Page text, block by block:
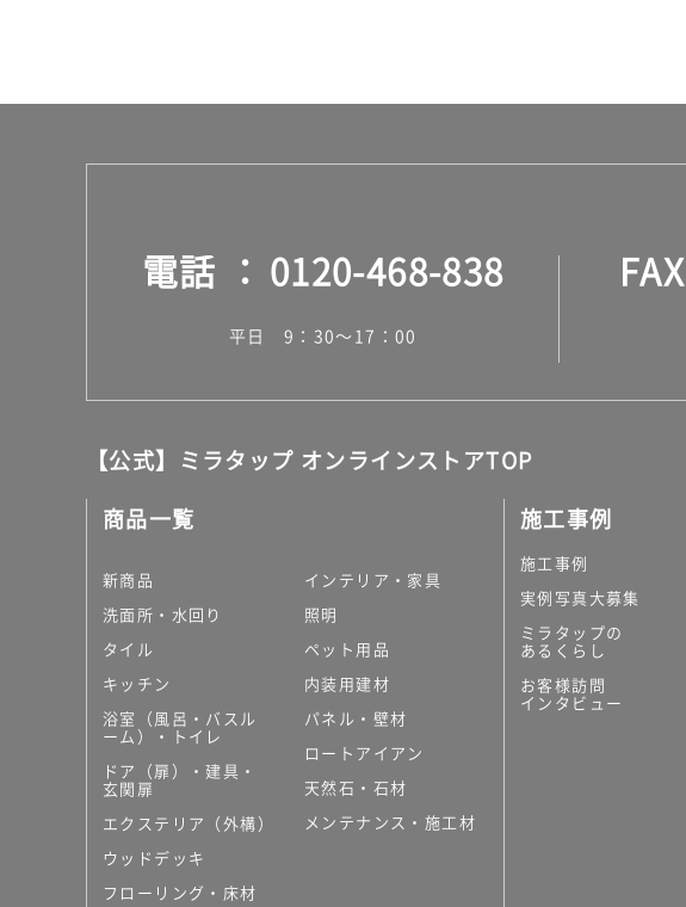
電話 0120-468-838
平日 9：30～17：00
FAX
【公式】ミラタップ オンラインストアTOP
商品一覧
新商品
洗面所・水回り
タイル
キッチン
浴室（風呂・バスル
ーム）・トイレ
ドア（扉）・建具・
玄関扉
エクステリア（外構）
ウッドデッキ
フローリング・床材
インテリア・家具
照明
ペット用品
内装用建材
パネル・壁材
ロートアイアン
天然石・石材
メンテナンス・施工材
施工事例
施工事例
実例写真大募集
ミラタップの
あるくらし
お客様訪問
インタビュー